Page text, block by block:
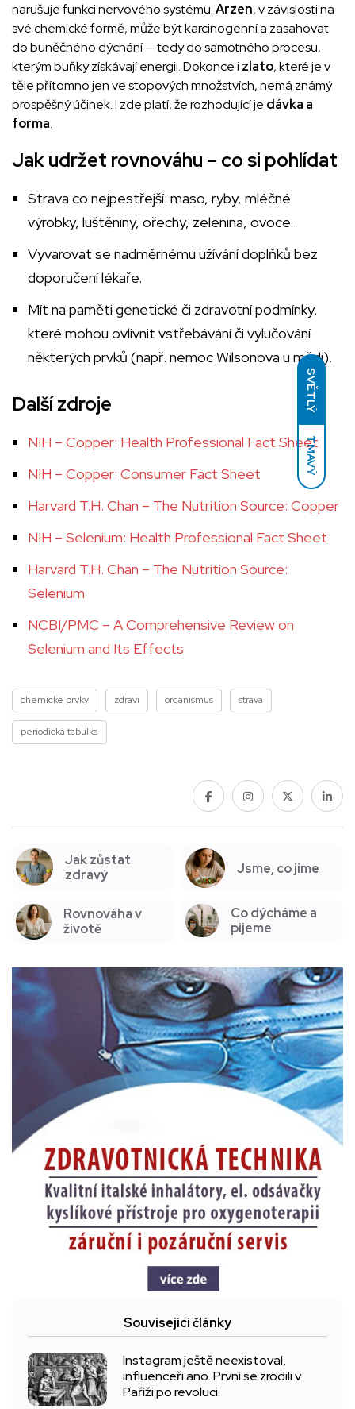
SVĚTLÝ
TMAVÝ
narušuje funkci nervového systému.Arzen, v závislosti na
své chemické formě, může být karcinogenní a zasahovat
do buněčného dýchání — tedy do samotného procesu,
kterým buňky získávají energii. Dokonce i zlato, které je v
těle přítomno jen ve stopových množstvích, nemá známý
prospěšný účinek. I zde platí, že rozhodující je dávka a
forma.
Jak udržet rovnováhu – co si pohlídat
Strava co nejpestřejší: maso, ryby, mléčné
výrobky, luštěniny, ořechy, zelenina, ovoce.
Vyvarovat se nadměrnému užívání doplňků bez
doporučení lékaře.
Mít na paměti genetické či zdravotní podmínky,
které mohou ovlivnit vstřebávání či vylučování
některých prvků (např. nemoc Wilsonova u mědi).
Další zdroje
NIH – Copper: Health Professional Fact Sheet
NIH – Copper: Consumer Fact Sheet
Harvard T.H. Chan – The Nutrition Source: Copper
NIH – Selenium: Health Professional Fact Sheet
Harvard T.H. Chan – The Nutrition Source:
Selenium
NCBI/PMC – A Comprehensive Review on
Selenium and Its Effects
chemické prvky zdraví organismus strava
periodická tabulka
Jak zůstat
zdravý
Jsme, co jíme
Rovnováha v
životě
Co dýcháme a
pijeme
Související články
Instagram ještě neexistoval,
influenceři ano. První se zrodili v
Paříži po revoluci.